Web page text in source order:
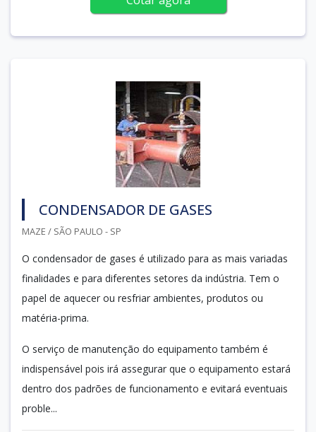
CONDENSADOR DE GASES
MAZE / SÃO PAULO - SP
O condensador de gases é utilizado para as mais variadas
finalidades e para diferentes setores da indústria. Tem o
papel de aquecer ou resfriar ambientes, produtos ou
matéria-prima.
O serviço de manutenção do equipamento também é
indispensável pois irá assegurar que o equipamento estará
dentro dos padrões de funcionamento e evitará eventuais
proble...